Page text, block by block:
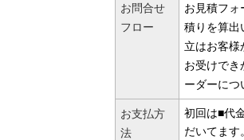
お問合せ
フロー
お見積フォ
積りを算出
立はお客様
お受けでき
ーダーにつ
お支払方
法
初回は■代
だいてます